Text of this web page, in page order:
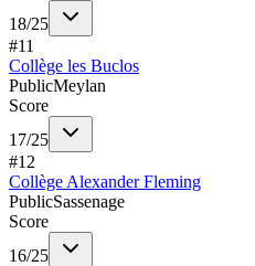
18/25
#11
Collège les Buclos
PublicMeylan
Score
17/25
#12
Collège Alexander Fleming
PublicSassenage
Score
16/25